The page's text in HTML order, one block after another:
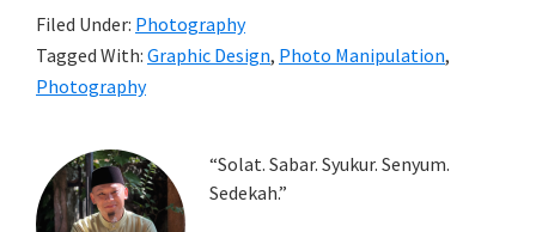
Filed Under: Photography
Tagged With: Graphic Design, Photo Manipulation,
Photography
Primary
Sidebar
“Solat. Sabar. Syukur. Senyum.
Sedekah.”